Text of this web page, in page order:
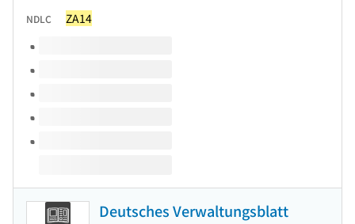
NDLC ZA14
このタイトルの巻号
Deutsches Verwaltungsblatt